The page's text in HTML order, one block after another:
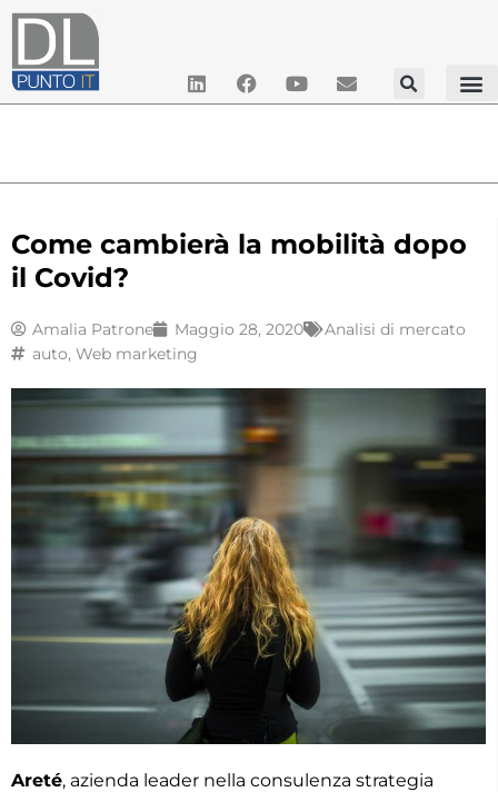
Come cambierà la mobilità dopo
il Covid?
Amalia Patrone Maggio 28, 2020
Analisi di mercato
auto, Web marketing
Areté, azienda leader nella consulenza strategia